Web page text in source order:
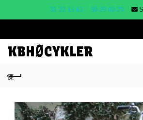
31 22 15 61 39 29 09 29